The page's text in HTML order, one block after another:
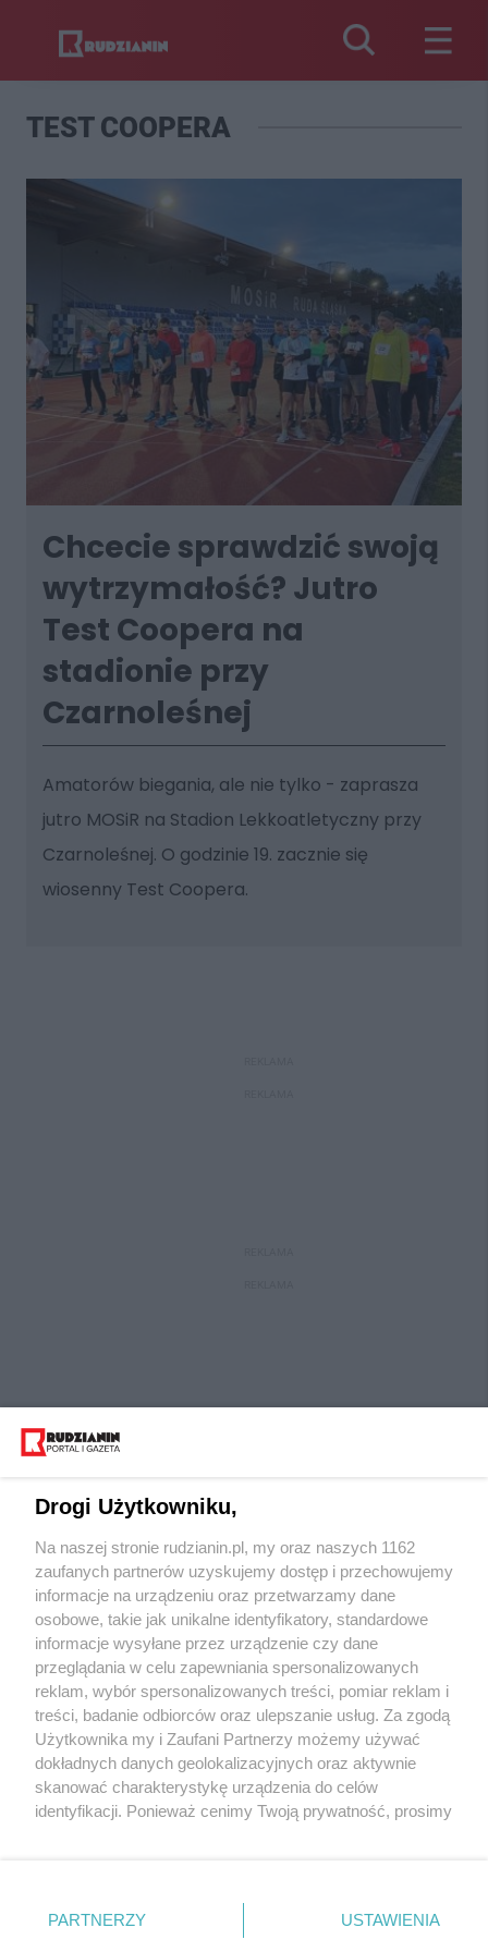
TEST COOPERA
Chcecie sprawdzić swoją
wytrzymałość? Jutro
Test Coopera na
stadionie przy
Czarnoleśnej
Amatorów biegania, ale nie tylko - zaprasza
jutro MOSiR na Stadion Lekkoatletyczny przy
Czarnoleśnej. O godzinie 19. zacznie się
wiosenny Test Coopera.
Wydawca mediów lokalnych
Nie zapomnij
zapoznać się z:
polityką prywatności regulamin korzystania z portali
Twojemiasto
Piekary Śląskie
Chorzów
Tarnowskie Góry
Gliwice
Skontaktuj sięz nami
Kontakt
Wydawca
Redakcja
Drogi Użytkowniku,
Na naszej stronie rudzianin.pl, my oraz naszych 1162
zaufanych partnerów uzyskujemy dostęp i przechowujemy
informacje na urządzeniu oraz przetwarzamy dane
osobowe, takie jak unikalne identyfikatory, standardowe
informacje wysyłane przez urządzenie czy dane
przeglądania w celu zapewniania spersonalizowanych
reklam, wybór spersonalizowanych treści, pomiar reklam i
treści, badanie odbiorców oraz ulepszanie usług. Za zgodą
Użytkownika my i Zaufani Partnerzy możemy używać
dokładnych danych geolokalizacyjnych oraz aktywnie
skanować charakterystykę urządzenia do celów
identyfikacji. Ponieważ cenimy Twoją prywatność, prosimy
prywatności znajdujący się w lewym dolnym rogu strony
. Niektóre rodzaje przetwarzania danych nie wymagają
PARTNERZY USTAWIENIA